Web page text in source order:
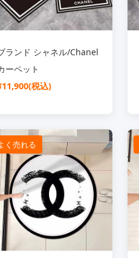
ランド シャネル/Chanel
ーペット
税込)
く売れる